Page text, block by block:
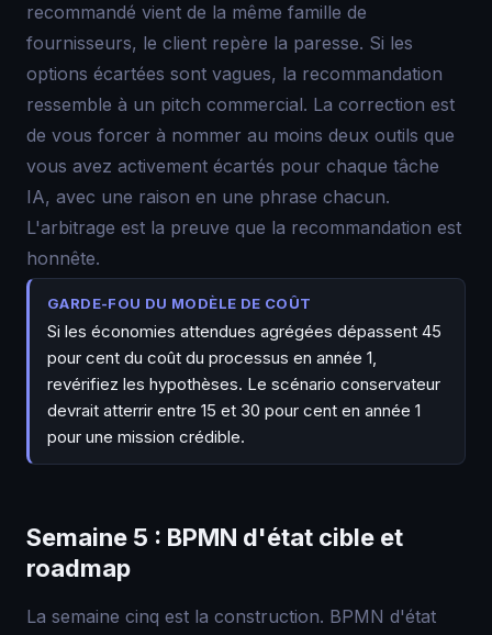
recommandé vient de la même famille de
fournisseurs, le client repère la paresse. Si les
options écartées sont vagues, la recommandation
ressemble à un pitch commercial. La correction est
de vous forcer à nommer au moins deux outils que
vous avez activement écartés pour chaque tâche
IA, avec une raison en une phrase chacun.
L'arbitrage est la preuve que la recommandation est
honnête.
GARDE-FOU DU MODÈLE DE COÛT
Si les économies attendues agrégées dépassent 45
pour cent du coût du processus en année 1,
revérifiez les hypothèses. Le scénario conservateur
devrait atterrir entre 15 et 30 pour cent en année 1
pour une mission crédible.
Semaine 5 : BPMN d'état cible et
roadmap
La semaine cinq est la construction. BPMN d'état